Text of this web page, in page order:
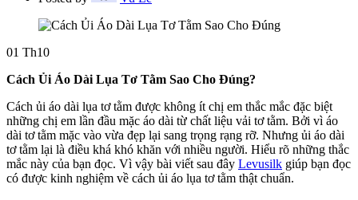
01 Th10
Cách Ủi Áo Dài Lụa Tơ Tằm Sao Cho Đúng?
Cách ủi áo dài lụa tơ tằm được không ít chị em thắc mắc đặc biệt
những chị em lần đầu mặc áo dài từ chất liệu vải tơ tằm. Bởi vì áo
dài tơ tằm mặc vào vừa đẹp lại sang trọng rạng rỡ. Nhưng ủi áo dài
tơ tằm lại là điều khá khó khăn với nhiều người. Hiểu rõ những thắc
mắc này của bạn đọc. Vì vậy bài viết sau đây Levusilk giúp bạn đọc
có được kinh nghiệm về cách ủi áo lụa tơ tằm thật chuẩn.